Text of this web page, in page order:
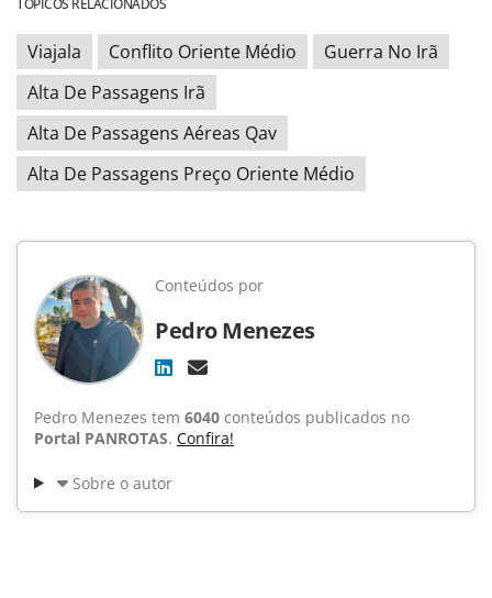
Viajala Conflito Oriente Médio
Guerra No Irã
Alta De Passagens Irã
Alta De Passagens Aéreas Qav
Alta De Passagens Preço Oriente Médio
Conteúdos por
Pedro Menezes
Pedro Menezes tem 6040 conteúdos publicados no
Portal PANROTAS. Confira!
Sobre o autor